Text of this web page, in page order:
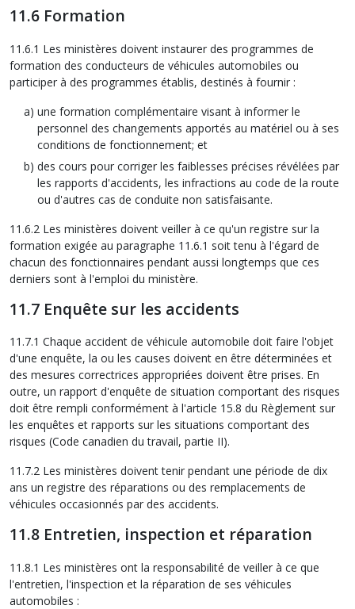
11.6 Formation
11.6.1 Les ministères doivent instaurer des programmes de
formation des conducteurs de véhicules automobiles ou
participer à des programmes établis, destinés à fournir :
une formation complémentaire visant à informer le
personnel des changements apportés au matériel ou à ses
conditions de fonctionnement; et
des cours pour corriger les faiblesses précises révélées par
les rapports d'accidents, les infractions au code de la route
ou d'autres cas de conduite non satisfaisante.
11.6.2 Les ministères doivent veiller à ce qu'un registre sur la
formation exigée au paragraphe 11.6.1 soit tenu à l'égard de
chacun des fonctionnaires pendant aussi longtemps que ces
derniers sont à l'emploi du ministère.
11.7 Enquête sur les accidents
11.7.1 Chaque accident de véhicule automobile doit faire l'objet
d'une enquête, la ou les causes doivent en être déterminées et
des mesures correctrices appropriées doivent être prises. En
outre, un rapport d'enquête de situation comportant des risques
doit être rempli conformément à l'article 15.8 du Règlement sur
les enquêtes et rapports sur les situations comportant des
risques (Code canadien du travail, partie II).
11.7.2 Les ministères doivent tenir pendant une période de dix
ans un registre des réparations ou des remplacements de
véhicules occasionnés par des accidents.
11.8 Entretien, inspection et réparation
11.8.1 Les ministères ont la responsabilité de veiller à ce que
l'entretien, l'inspection et la réparation de ses véhicules
automobiles :